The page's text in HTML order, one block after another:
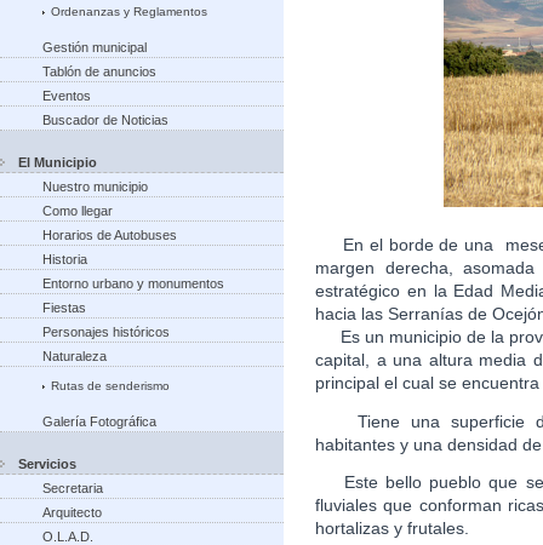
Ordenanzas y Reglamentos
Gestión municipal
Tablón de anuncios
Eventos
Buscador de Noticias
El Municipio
Nuestro municipio
Como llegar
Horarios de Autobuses
Historia
Entorno urbano y monumentos
Fiestas
Personajes históricos
Naturaleza
Rutas de senderismo
Galería Fotográfica
Servicios
Secretaria
Arquitecto
O.L.A.D.
En el borde de una
margen derecha,
estratégico en la Edad
hacia las Serranías de
Es un municipio de la
capital, a una altura media
principal el cual se
Tiene una superficie
habitantes y una densidad
Este bello pueblo que se
fluviales que conforman
hortalizas y frutales.